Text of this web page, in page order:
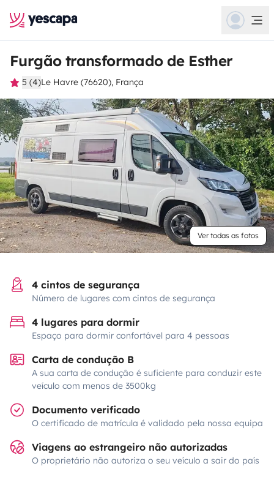
Furgão transformado de Esther
5 (4)Le Havre (76620), França
Ver todas as fotos
4 cintos de segurança
Número de lugares com cintos de segurança
4 lugares para dormir
Espaço para dormir confortável para 4 pessoas
Carta de condução B
A sua carta de condução é suficiente para conduzir este
veículo com menos de 3500kg
Documento verificado
O certificado de matrícula é validado pela nossa equipa
Viagens ao estrangeiro não autorizadas
O proprietário não autoriza o seu veículo a sair do país